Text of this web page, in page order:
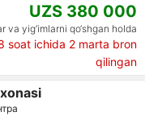
UZS 380 000
va yig‘imlarni qo‘shgan holda
soat ichida 2 marta bron
qilingan